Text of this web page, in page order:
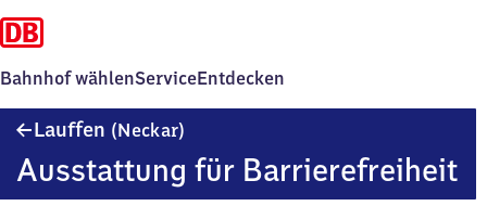
Bahnhof wählenServiceEntdecken
Lauffen (Neckar)
Ausstattung für Barrierefreiheit